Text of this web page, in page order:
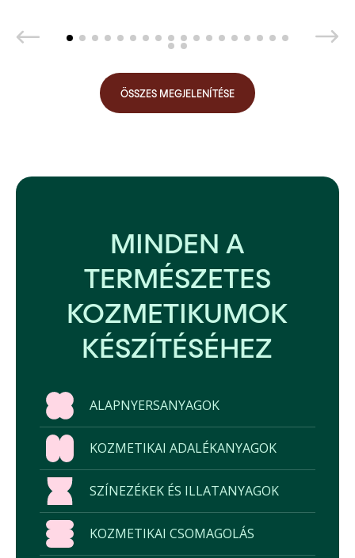
ÖSSZES MEGJELENÍTÉSE
MINDEN A
TERMÉSZETES
KOZMETIKUMOK
KÉSZÍTÉSÉHEZ
ALAPNYERSANYAGOK
KOZMETIKAI ADALÉKANYAGOK
SZÍNEZÉKEK ÉS ILLATANYAGOK
KOZMETIKAI CSOMAGOLÁS